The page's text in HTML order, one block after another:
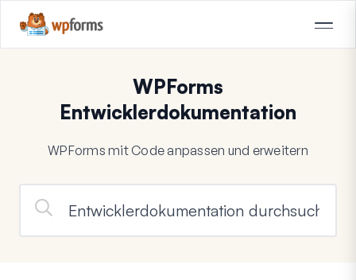
WPForms
Entwicklerdokumentation
WPForms mit Code anpassen und erweitern